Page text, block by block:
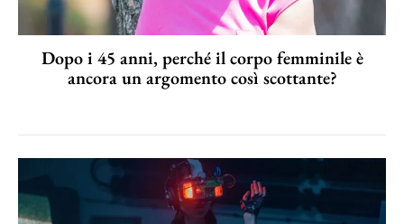
Dopo i 45 anni, perché il corpo femminile è
ancora un argomento così scottante?